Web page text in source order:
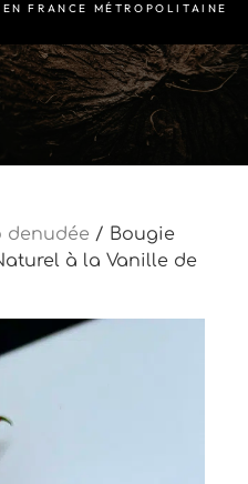
FRANCE MÉTROPOLITAINE
denudée / Bougie
à la Vanille de